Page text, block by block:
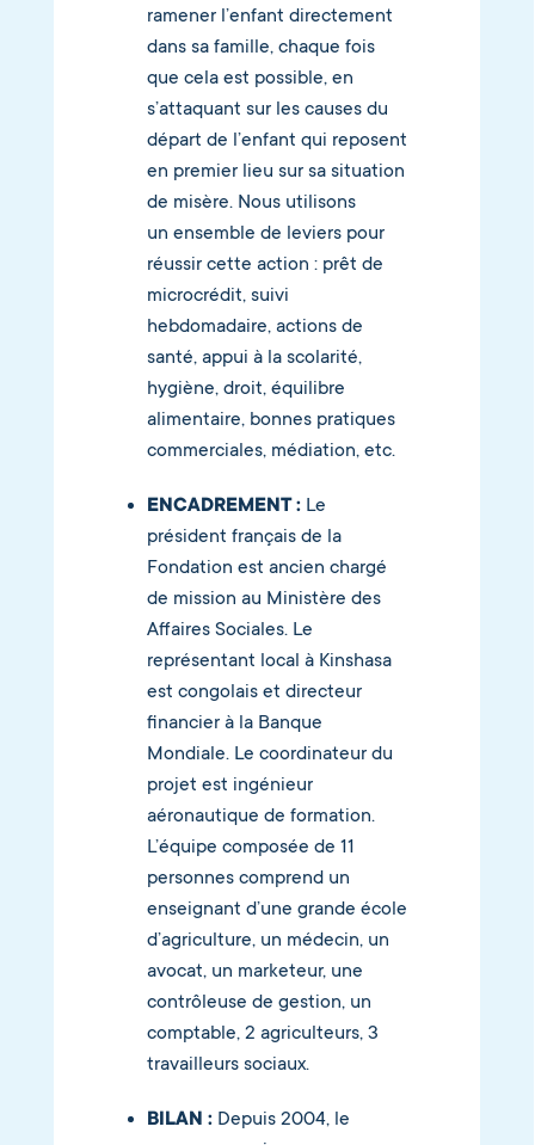
ramener l’enfant directement
dans sa famille, chaque fois
que cela est possible, en
s’attaquant sur les causes du
départ de l’enfant qui reposent
en premier lieu sur sa situation
de misère. Nous utilisons
un ensemble de leviers pour
réussir cette action : prêt de
microcrédit, suivi
hebdomadaire, actions de
santé, appui à la scolarité,
hygiène, droit, équilibre
alimentaire, bonnes pratiques
commerciales, médiation, etc.
ENCADREMENT :Le
président français de la
Fondation est ancien chargé
de mission au Ministère des
Affaires Sociales. Le
représentant local à Kinshasa
est congolais et directeur
financier à la Banque
Mondiale. Le coordinateur du
projet est ingénieur
aéronautique de formation.
L’équipe composée de 11
personnes comprend un
enseignant d’une grande école
d’agriculture, un médecin, un
avocat, un marketeur, une
contrôleuse de gestion, un
comptable, 2 agriculteurs, 3
travailleurs sociaux.
BILAN :Depuis 2004, le